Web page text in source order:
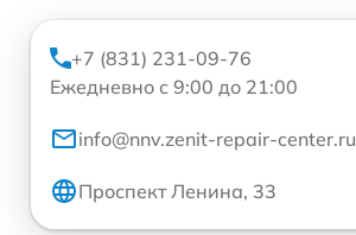
+7 (831) 231-09-76
Ежедневно с 9:00 до 21:00
info@nnv.zenit-repair-center.ru
Проспект Ленина, 33